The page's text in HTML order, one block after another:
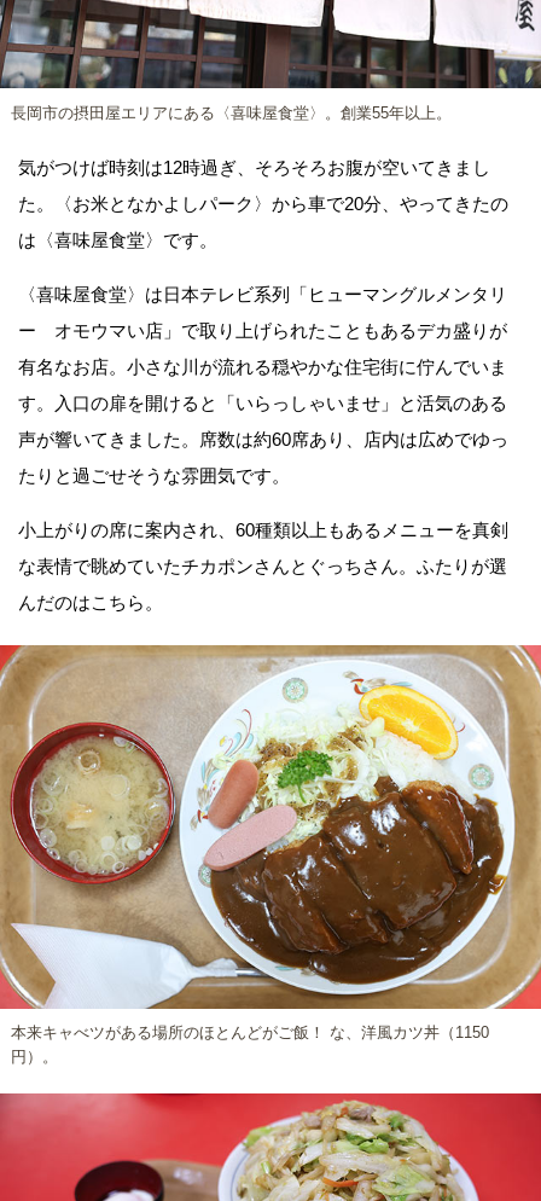
長岡市の摂田屋エリアにある〈喜味屋食堂〉。創業55年以上。
気がつけば時刻は12時過ぎ、そろそろお腹が空いてきまし
た。〈お米となかよしパーク〉から車で20分、やってきたの
は〈喜味屋食堂〉です。
〈喜味屋食堂〉は日本テレビ系列「ヒューマングルメンタリ
ー オモウマい店」で取り上げられたこともあるデカ盛りが
有名なお店。小さな川が流れる穏やかな住宅街に佇んでいま
す。入口の扉を開けると「いらっしゃいませ」と活気のある
声が響いてきました。席数は約60席あり、店内は広めでゆっ
たりと過ごせそうな雰囲気です。
小上がりの席に案内され、60種類以上もあるメニューを真剣
な表情で眺めていたチカポンさんとぐっちさん。ふたりが選
んだのはこちら。
本来キャべツがある場所のほとんどがご飯！ な、洋風カツ丼（1150
円）。